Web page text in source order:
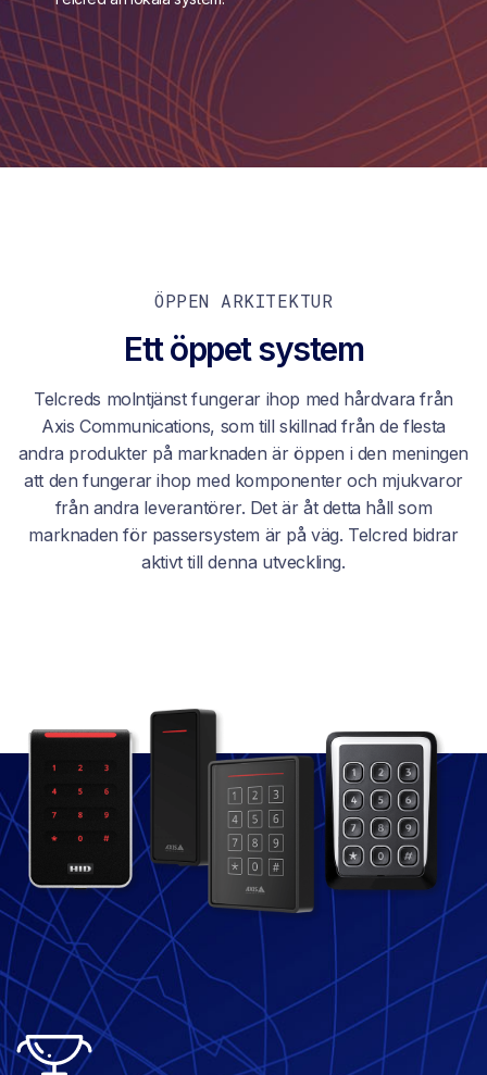
ÖPPEN ARKITEKTUR
Ett öppet system
Telcreds molntjänst fungerar ihop med hårdvara från
Axis Communications, som till skillnad från de flesta
andra produkter på marknaden är öppen i den meningen
att den fungerar ihop med komponenter och mjukvaror
från andra leverantörer. Det är åt detta håll som
marknaden för passersystem är på väg. Telcred bidrar
aktivt till denna utveckling.